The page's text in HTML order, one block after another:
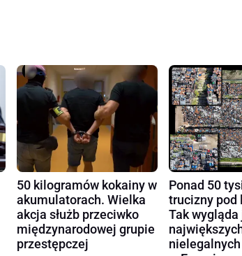
50 kilogramów kokainy w
akumulatorach. Wielka
akcja służb przeciwko
międzynarodowej grupie
przestępczej
Ponad 50
trucizny pod
Tak wygląda